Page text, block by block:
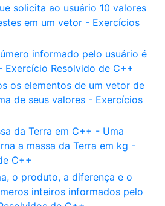
solicita ao usuário 10 valores
em um vetor - Exercícios
informado pelo usuário é
Exercício Resolvido de C++
os elementos de um vetor de
de seus valores - Exercícios
da Terra em C++ - Uma
a massa da Terra em kg -
C++
o produto, a diferença e o
inteiros informados pelo